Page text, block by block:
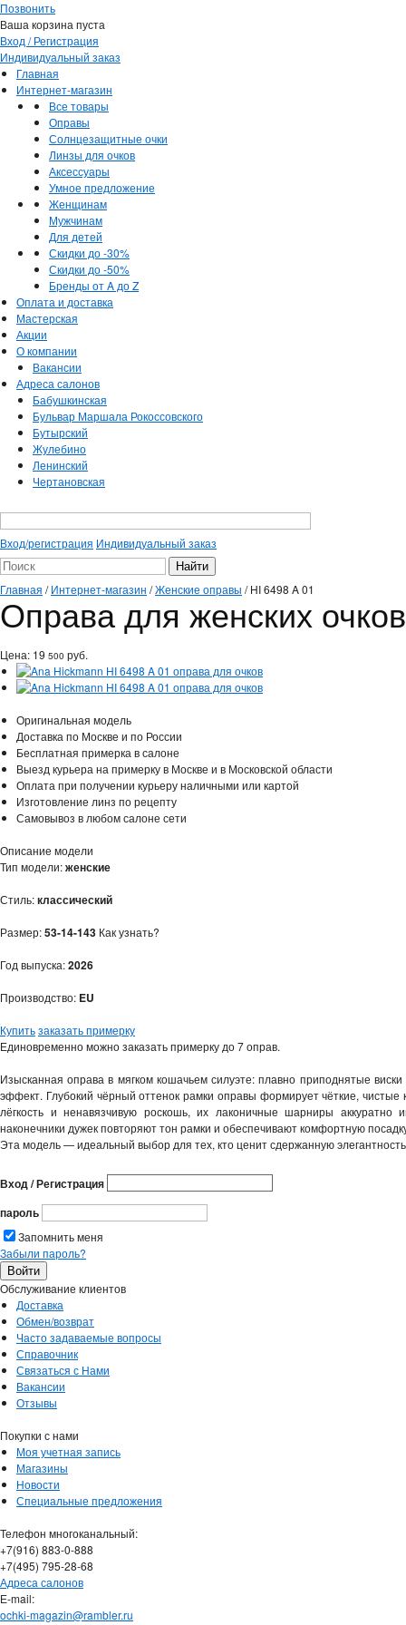
Позвонить
Ваша корзина пуста
Вход / Регистрация
Индивидуальный заказ
Главная
Интернет-магазин
Все товары
Оправы
Солнцезащитные очки
Линзы для очков
Аксессуары
Умное предложение
Женщинам
Мужчинам
Для детей
Скидки до -30%
Скидки до -50%
Бренды от A до Z
Оплата и доставка
Мастерская
Акции
О компании
Вакансии
Адреса салонов
Бабушкинская
Бульвар Маршала Рокоссовского
Бутырский
Жулебино
Ленинский
Чертановская
Вход/регистрация Индивидуальный заказ
Главная /Интернет-магазин /Женские оправы /HI 6498 A 01
Оправа для женских
Цена: 19 500 руб.
Оригинальная модель
Доставка по Москве и по России
Бесплатная примерка в салоне
Выезд курьера на примерку в Москве и в Московской области
Оплата при получении курьеру наличными или картой
Изготовление линз по рецепту
Самовывоз в любом салоне сети
Описание модели
Тип модели:женские
Стиль:классический
Размер:53-14-143 Как узнать?
Год выпуска:2026
Производство: EU
Купитьзаказать примерку
Единовременно можно заказать примерку до 7 оправ.
Изысканная оправа в мягком кошачьем силуэте: плавно приподнятые
эффект. Глубокий чёрный оттенок рамки оправы формирует чёткие,
лёгкость и ненавязчивую роскошь, их лаконичные шарниры
наконечники дужек повторяют тон рамки и обеспечивают комфортную
Эта модель — идеальный выбор для тех, кто ценит сдержанную
Вход / Регистрация
пароль
Запомнить меня
Забыли пароль?
Обслуживание клиентов
Доставка
Обмен/возврат
Часто задаваемые вопросы
Справочник
Связаться с Нами
Вакансии
Отзывы
Покупки с нами
Моя учетная запись
Магазины
Новости
Специальные предложения
Телефон многоканальный:
+7(916) 883-0-888
+7(495) 795-28-68
Адреса салонов
Е-mail:
ochki-magazin@rambler.ru